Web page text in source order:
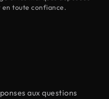
en toute confiance.
aux questions